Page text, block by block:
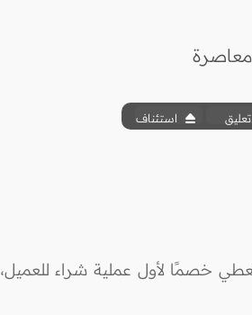
تعليق استئناف
تعطي خصمًا لأول عملية شراء